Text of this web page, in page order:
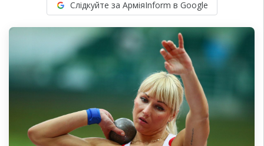
Слідкуйте за АрміяInform в Google